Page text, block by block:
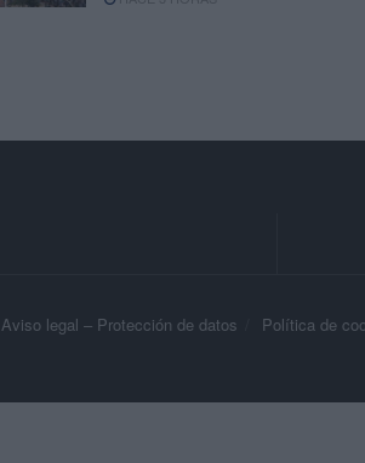
Aviso legal – Protección de datos Política de